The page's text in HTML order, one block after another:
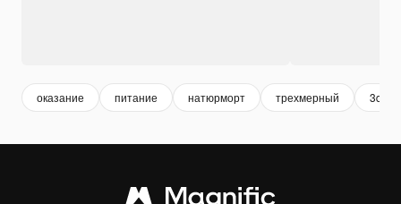
оказание питание натюрморт трехмерный 3d